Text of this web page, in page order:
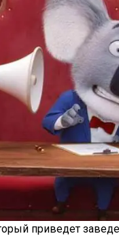
приведет